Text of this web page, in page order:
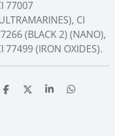
77007
CI
(BLACK 2) (NANO),
77499 (IRON OXIDES).
T
T
T
T